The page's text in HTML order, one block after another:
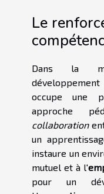
Le
Dans la
occupe une
approche
collaboration
un
instaure un
mutuel et à l'
pour un